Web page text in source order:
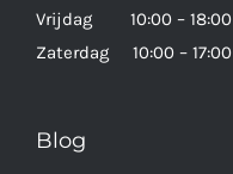
Vrijdag 10:00 – 18:00
Zaterdag 10:00 – 17:00
Blog